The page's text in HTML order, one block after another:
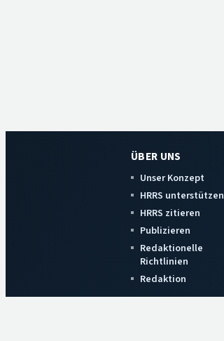
ÜBER UNS
Unser Konzept
HRRS unterstützen
HRRS zitieren
Publizieren
Redaktionelle
Richtlinien
Redaktion